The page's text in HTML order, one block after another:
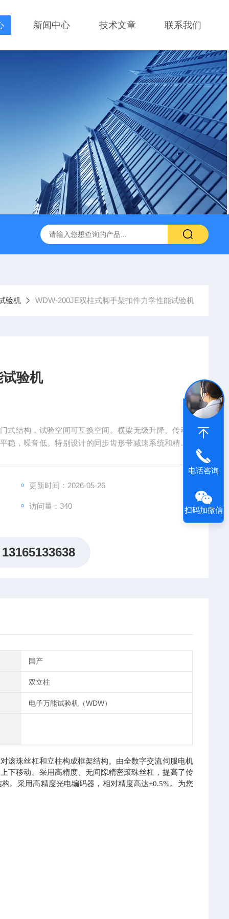
新闻中心 技术文章 联系我们
碳硫高速分析仪 CMT4504盛林5吨万能拉力试验机
验机 WDW-200JE双柱式脚手架扣件力学性能试验机
验机
式结构，试验空间可互换空间。横梁无级升降。传动
稳，噪音低。特别设计的同步齿形带减速系统和精密
更新时间：2026-05-26
访问量：340
13165133638
国产
双立柱
电子万能试验机（WDW）
珠丝杠和立柱构成框架结构。由全数字交流伺服电机
下移动。采用高精度、无间隙精密滚珠丝杠，提高了传
。采用高精度光电编码器，相对精度高达±0.5%。为您
电话咨询
扫码加微信